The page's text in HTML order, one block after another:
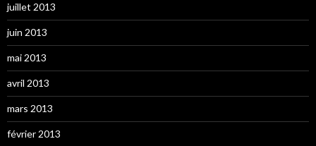
juillet 2013
juin 2013
mai 2013
avril 2013
mars 2013
février 2013